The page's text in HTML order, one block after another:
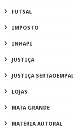
FUTSAL
IMPOSTO
INHAPI
JUSTIÇA
JUSTIÇA
LOJAS
MATA GRANDE
MATÉRIA AUTORAL